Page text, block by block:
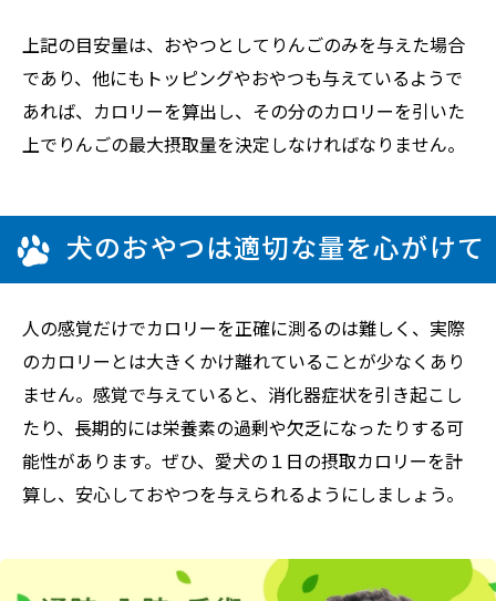
上記の目安量は、おやつとしてりんごのみを与えた場合
であり、他にもトッピングやおやつも与えているようで
あれば、カロリーを算出し、その分のカロリーを引いた
上でりんごの最大摂取量を決定しなければなりません。
犬のおやつは適切な量を心がけて
人の感覚だけでカロリーを正確に測るのは難しく、実際
のカロリーとは大きくかけ離れていることが少なくあり
ません。感覚で与えていると、消化器症状を引き起こし
たり、長期的には栄養素の過剰や欠乏になったりする可
能性があります。ぜひ、愛犬の１日の摂取カロリーを計
算し、安心しておやつを与えられるようにしましょう。